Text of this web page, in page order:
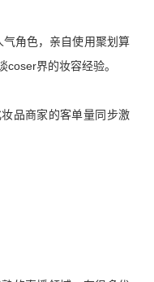
角色，亲自使用聚划算
界的妆容经验。
品商家的客单量同步激